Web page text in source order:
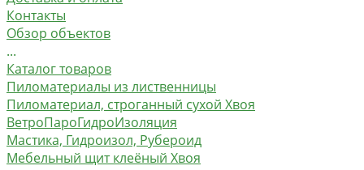
Контакты
Обзор объектов
...
Каталог товаров
Пиломатериалы из лиственницы
Пиломатериал, строганный сухой Хвоя
ВетроПароГидроИзоляция
Мастика, Гидроизол, Рубероид
Мебельный щит клеёный Хвоя